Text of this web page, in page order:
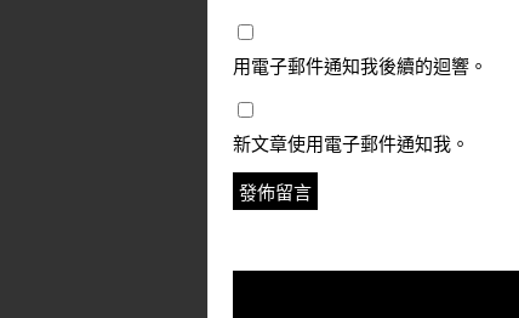
用電子郵件通知我後續的迴響。
新文章使用電子郵件通知我。